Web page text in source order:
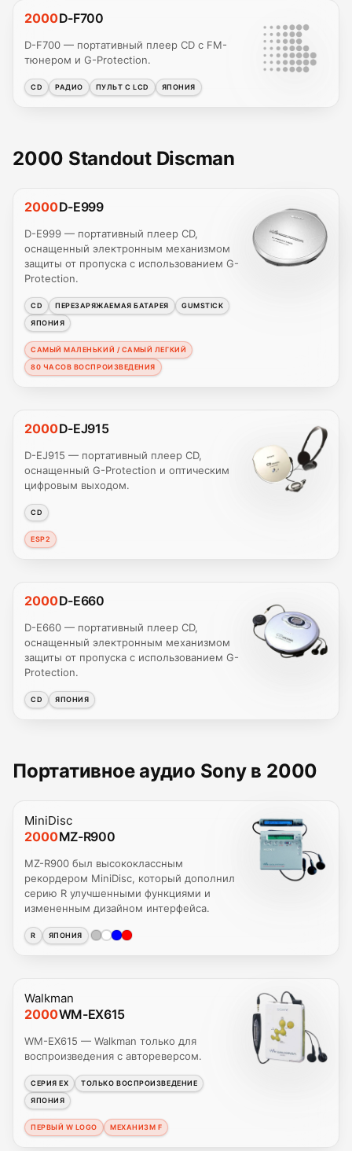
2000D-F700
D-F700 — портативный плеер CD с FM-
тюнером и G-Protection.
CD РАДИО ПУЛЬТ С LCD ЯПОНИЯ
2000 Standout Discman
2000D-E999
D-E999 — портативный плеер CD,
оснащенный электронным механизмом
защиты от пропуска с использованием G-
Protection.
CD ПЕРЕЗАРЯЖАЕМАЯ БАТАРЕЯ
GUMSTICK
ЯПОНИЯ
САМЫЙ МАЛЕНЬКИЙ / САМЫЙ ЛЕГКИЙ
80 ЧАСОВ ВОСПРОИЗВЕДЕНИЯ
2000D-EJ915
D-EJ915 — портативный плеер CD,
оснащенный G-Protection и оптическим
цифровым выходом.
CD
ESP2
2000D-E660
D-E660 — портативный плеер CD,
оснащенный электронным механизмом
защиты от пропуска с использованием G-
Protection.
CD ЯПОНИЯ
Портативное аудио Sony в 2000
MiniDisc
2000MZ-R900
MZ-R900 был высококлассным
рекордером MiniDisc, который дополнил
серию R улучшенными функциями и
измененным дизайном интерфейса.
R ЯПОНИЯ
Walkman
2000WM-EX615
WM-EX615 — Walkman только для
воспроизведения с автореверсом.
СЕРИЯ EX
ТОЛЬКО ВОСПРОИЗВЕДЕНИЕ
ЯПОНИЯ
ПЕРВЫЙ W LOGO МЕХАНИЗМ F